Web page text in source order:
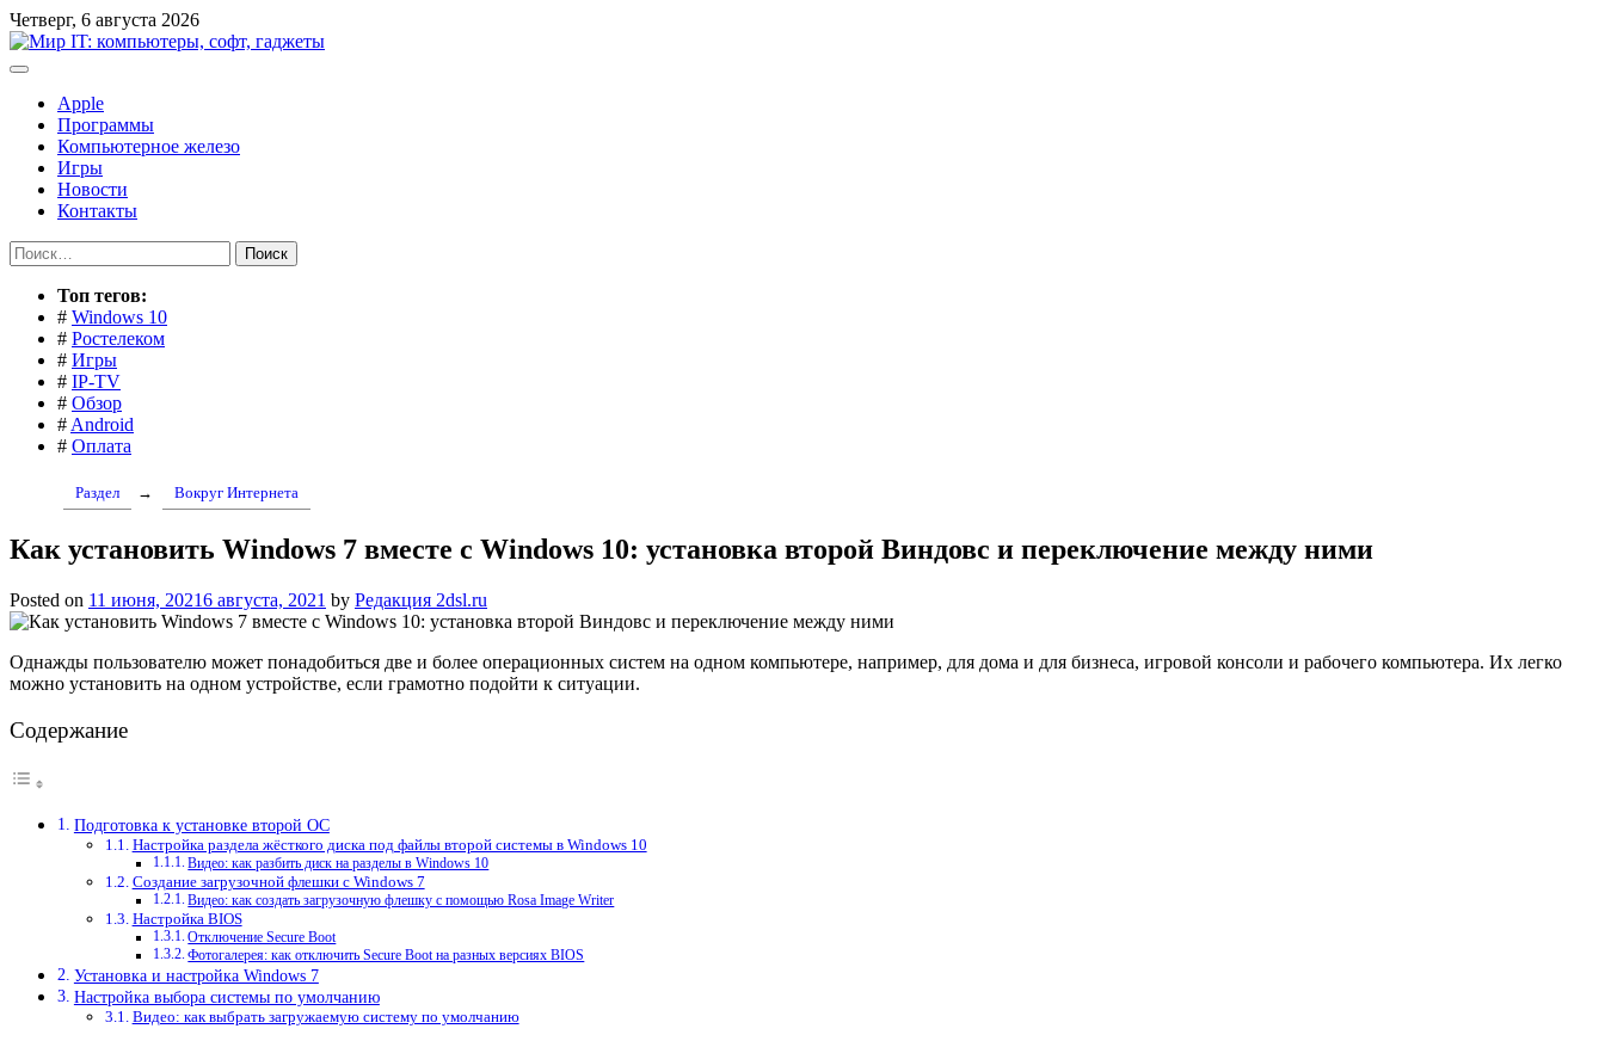
Перейти
к
содержимому
Четверг, 6 августа 2026
Apple
Программы
Компьютерное железо
Игры
Новости
Контакты
Найти:
Toп тегов:
# Windows 10
# Ростелеком
# Игры
# IP-TV
# Обзор
# Android
# Оплата
Раздел → Вокруг Интернета
Как установить Windows 7 вместе с Windows 10: установка второй Виндовс и переключение между ними
Posted on 11 июня, 20216 августа, 2021 by Редакция 2dsl.ru
Однажды пользователю может понадобиться две и более операционных систем на одном компьютере, например, для дома и для бизнеса, игровой консоли и рабочего компьютера. Их легко
можно установить на одном устройстве, если грамотно подойти к ситуации.
Содержание
Подготовка к установке второй ОС
Настройка раздела жёсткого диска под файлы второй системы в Windows 10
Видео: как разбить диск на разделы в Windows 10
Создание загрузочной флешки с Windows 7
Видео: как создать загрузочную флешку с помощью Rosa Image Writer
Настройка BIOS
Отключение Secure Boot
Фотогалерея: как отключить Secure Boot на разных версиях BIOS
Установка и настройка Windows 7
Настройка выбора системы по умолчанию
Видео: как выбрать загружаемую систему по умолчанию